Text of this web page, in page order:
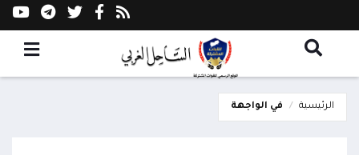
الرئيسية في الواجهة